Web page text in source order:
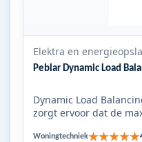
Elektra en
Peblar Dynamic Load
Dynamic Load
zorgt ervoor dat de
Woningtechniek★★★★★